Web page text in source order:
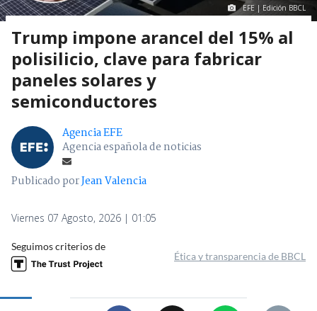
EFE | Edición BBCL
Trump impone arancel del 15% al
polisilicio, clave para fabricar
paneles solares y
semiconductores
Agencia EFE
Agencia española de noticias
Publicado porJean Valencia
Viernes 07 Agosto, 2026 | 01:05
Seguimos criterios de
Ética y transparencia de BBCL